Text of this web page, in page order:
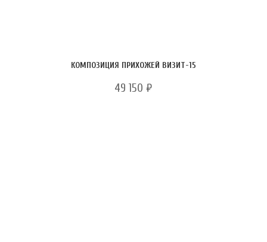
КОМПОЗИЦИЯ ПРИХОЖЕЙ ВИЗИТ-15
49 150₽